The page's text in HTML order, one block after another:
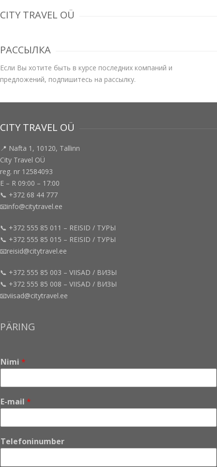
CITY TRAVEL OÜ
РАССЫЛКА
Если Вы хотите быть в курсе последних компаний и
предложений, подпишитесь на рассылку.
CITY TRAVEL OÜ
📍 Nafta 1, 10120, Tallinn
City Travel OÜ
reg. nr 12584093
E – R 09:00 – 17:00
📞 +372 68 44 777
📧info@citytravel.ee
📞 +372 555 85 011 – REISID / ТУРЫ
📞 +372 555 85 015 – REISID / ТУРЫ
📧reisid@citytravel.ee
📞 +372 555 85 003 – VIISAD / ВИЗЫ
📞 +372 555 85 008 – VIISAD / ВИЗЫ
📧viisad@citytravel.ee
PÄRING
Nimi *
E-mail *
*
S
Telefoninumber